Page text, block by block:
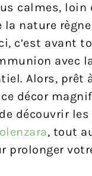
calmes, loin
la nature
c’est avant
avec
Alors, prêt
décor
découvrir les
, tout
prolonger